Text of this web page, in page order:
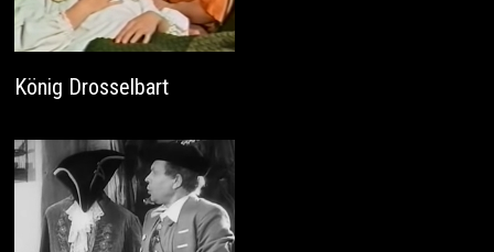
König Drosselbart